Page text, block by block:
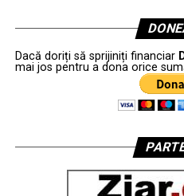
Dacă doriți să sprijiniți financiar
mai jos pentru a dona orice